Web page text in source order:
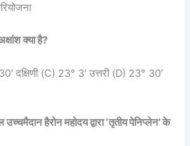
क्या है?
दक्षिणी (C) 23° 3′ उत्तरी (D) 23° 30′
हैरोन महोदय द्वारा ‘तृतीय पेनिप्लेन’ के